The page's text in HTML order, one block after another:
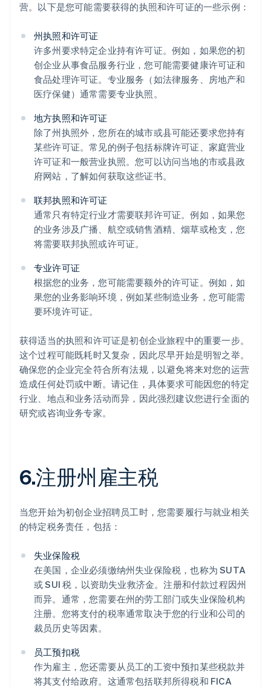
营。以下是您可能需要获得的执照和许可证的一些示例：
州执照和许可证
许多州要求特定企业持有许可证。例如，如果您的初
创企业从事食品服务行业，您可能需要健康许可证和
食品处理许可证。专业服务（如法律服务、房地产和
医疗保健）通常需要专业执照。
地方执照和许可证
除了州执照外，您所在的城市或县可能还要求您持有
某些许可证。常见的例子包括标牌许可证、家庭营业
许可证和一般营业执照。您可以访问当地的市或县政
府网站，了解如何获取这些证书。
联邦执照和许可证
通常只有特定行业才需要联邦许可证。例如，如果您
的业务涉及广播、航空或销售酒精、烟草或枪支，您
将需要联邦执照或许可证。
专业许可证
根据您的业务，您可能需要额外的许可证。例如，如
果您的业务影响环境，例如某些制造业务，您可能需
要环境许可证。
获得适当的执照和许可证是初创企业旅程中的重要一步。
这个过程可能既耗时又复杂，因此尽早开始是明智之举。
确保您的企业完全符合所有法规，以避免将来对您的运营
造成任何处罚或中断。请记住，具体要求可能因您的特定
行业、地点和业务活动而异，因此强烈建议您进行全面的
研究或咨询业务专家。
6.注册州雇主税
当您开始为初创企业招聘员工时，您需要履行与就业相关
的特定税务责任，包括：
失业保险税
在美国，企业必须缴纳州失业保险税，也称为 SUTA
或 SUI 税，以资助失业救济金。注册和付款过程因州
而异。通常，您需要在州的劳工部门或失业保险机构
注册。您将支付的税率通常取决于您的行业和公司的
裁员历史等因素。
员工预扣税
作为雇主，您还需要从员工的工资中预扣某些税款并
将其支付给政府。这通常包括联邦所得税和 FICA